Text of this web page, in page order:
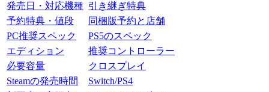
発売日・対応機種 引き継ぎ特典
予約特典・値段
同梱版予約と店舗
PC推奨スペック
PS5のスペック
エディション
推奨コントローラー
必要容量
クロスプレイ
Steamの発売時間
Switch/PS4